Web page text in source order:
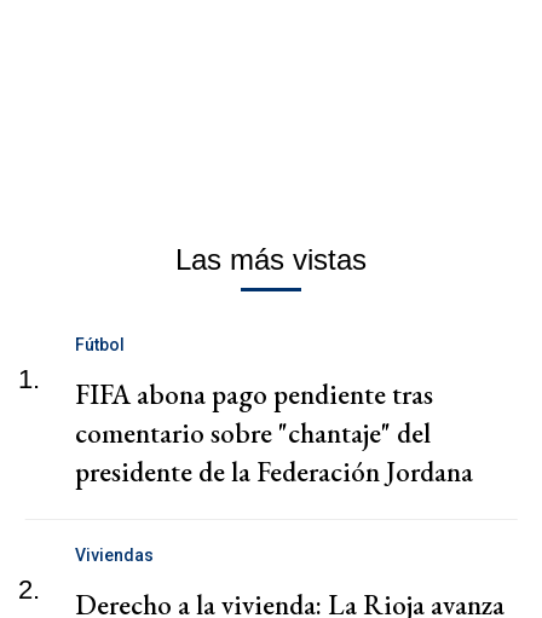
Las más vistas
1.
Fútbol
FIFA abona pago pendiente tras
comentario sobre "chantaje" del
presidente de la Federación Jordana
2.
Viviendas
Derecho a la vivienda: La Rioja avanza